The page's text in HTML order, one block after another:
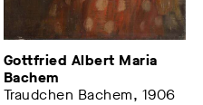
Gottfried Albert Maria
Bachem
Traudchen Bachem, 1906